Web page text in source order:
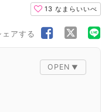
13 なまらいいべ
ェアする